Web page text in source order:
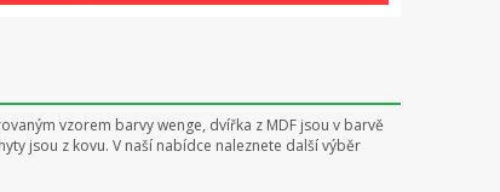
vzorem barvy wenge, dvířka z MDF jsou v barvě
jsou z kovu. V naší nabídce naleznete další výběr